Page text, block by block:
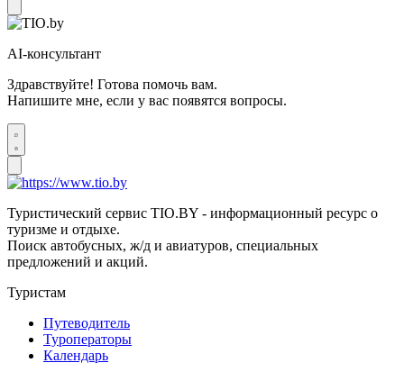
AI-консультант
Здравствуйте! Готова помочь вам.
Напишите мне, если у вас появятся вопросы.
Туристический сервис TIO.BY - информационный ресурс о
туризме и отдыхе.
Поиск автобусных, ж/д и авиатуров, специальных
предложений и акций.
Туристам
Путеводитель
Туроператоры
Календарь